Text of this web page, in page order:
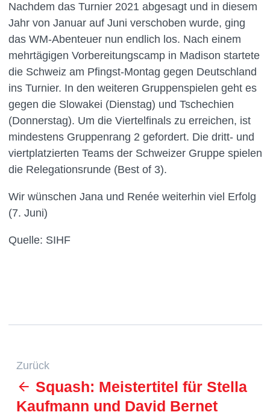
Nachdem das Turnier 2021 abgesagt und in diesem
Jahr von Januar auf Juni verschoben wurde, ging
das WM-Abenteuer nun endlich los. Nach einem
mehrtägigen Vorbereitungscamp in Madison startete
die Schweiz am Pfingst-Montag gegen Deutschland
ins Turnier. In den weiteren Gruppenspielen geht es
gegen die Slowakei (Dienstag) und Tschechien
(Donnerstag). Um die Viertelfinals zu erreichen, ist
mindestens Gruppenrang 2 gefordert. Die dritt- und
viertplatzierten Teams der Schweizer Gruppe spielen
die Relegationsrunde (Best of 3).
Wir wünschen Jana und Renée weiterhin viel Erfolg
(7. Juni)
Quelle: SIHF
Zurück
Squash: Meistertitel für Stella
Kaufmann und David Bernet